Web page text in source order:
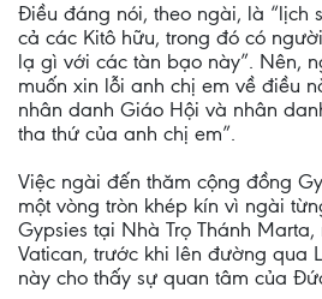
Điều đáng nói, theo ngài, là “lịch
cả các Kitô hữu, trong đó có
lạ gì với các tàn bạo này”. Nên,
muốn xin lỗi anh chị em về điều
nhân danh Giáo Hội và nhân
tha thứ của anh chị em”.
Việc ngài đến thăm cộng đồng
một vòng tròn khép kín vì ngài
Gypsies tại Nhà Trọ Thánh
Vatican, trước khi lên đường qua
này cho thấy sự quan tâm của